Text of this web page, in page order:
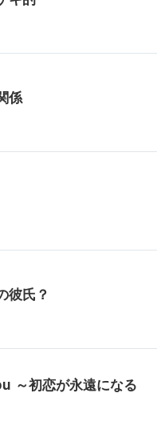
係
彼氏？
～初恋が永遠になる